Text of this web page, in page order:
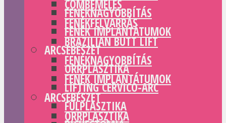
FENÉKNAGYOBBÍTÁS
FENÉK IMPLANTÁTUMOK
ARCSEBÉSZET
ORRPLASZTIKA
LIFTING CERVICO-ARC
FÜLPLASZTIKA
COMBEMELÉS
FENÉKFELVARRÁS
BRAZILIAN BUTT LIFT
FENÉKNAGYOBBÍTÁS
FENÉK IMPLANTÁTUMOK
ARCSEBÉSZET
ORRPLASZTIKA